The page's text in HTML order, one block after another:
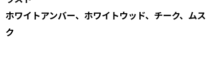
ホワイトアンバー、ホワイトウッド、チーク、ムス
ク